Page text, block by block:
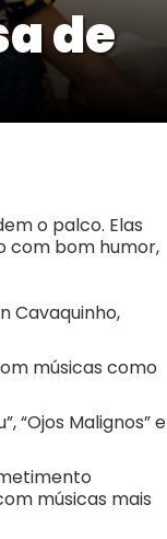
de
o palco. Elas
com bom humor,
Cavaquinho,
músicas como
“Ojos Malignos” e
músicas mais